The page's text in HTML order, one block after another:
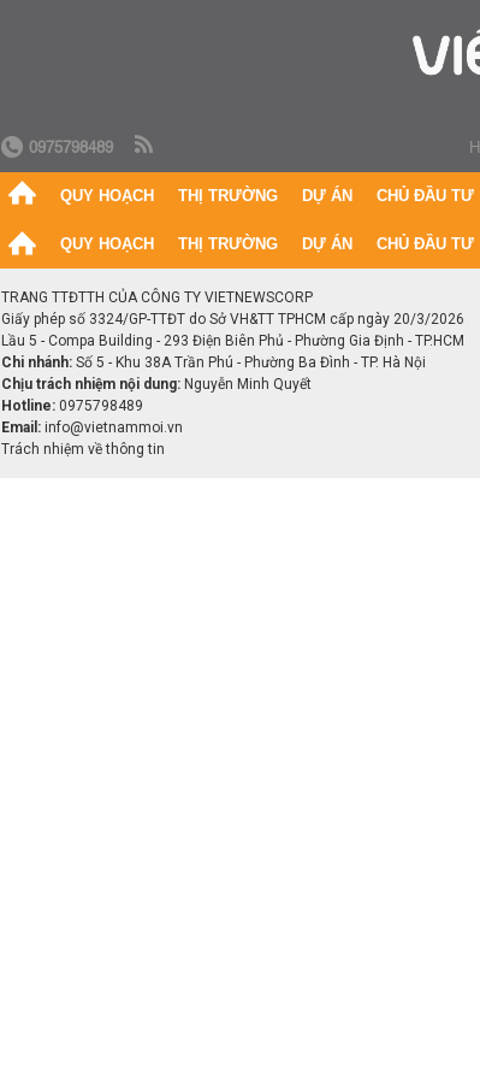
0975798489
QUY HOẠCH THỊ TRƯỜNG DỰ ÁN CHỦ ĐẦU TƯ
QUY HOẠCH THỊ TRƯỜNG DỰ ÁN CHỦ ĐẦU TƯ
TRANG TTĐTTH CỦA CÔNG TY VIETNEWSCORP
Giấy phép số 3324/GP-TTĐT do Sở VH&TT TPHCM cấp ngày 20/3/2026
Lầu 5 - Compa Building - 293 Điện Biên Phủ - Phường Gia Định - TP.HCM
Chi nhánh: Số 5 - Khu 38A Trần Phú - Phường Ba Đình - TP. Hà Nội
Chịu trách nhiệm nội dung: Nguyễn Minh Quyết
Hotline: 0975798489
Email: info@vietnammoi.vn
Trách nhiệm về thông tin